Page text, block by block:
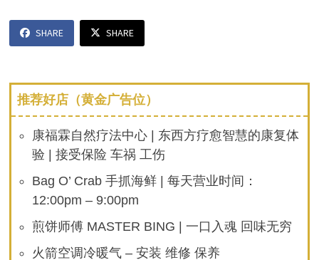
SHARE SHARE
推荐好店（黄金广告位）
康福霖自然疗法中心 | 东西方疗愈智慧的康复体
验 | 接受保险 车祸 工伤
Bag O’ Crab 手抓海鲜 | 每天营业时间：
12:00pm – 9:00pm
煎饼师傅 MASTER BING | 一口入魂 回味无穷
火箭空调冷暖气 – 安装 维修 保养